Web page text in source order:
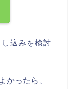
込みを検討
かったら、